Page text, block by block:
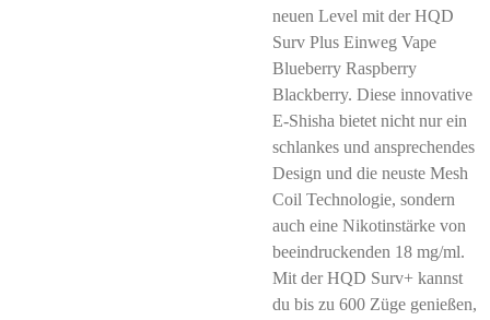
neuen Level mit der HQD
Surv Plus Einweg Vape
Blueberry Raspberry
Blackberry. Diese innovative
E-Shisha bietet nicht nur ein
schlankes und ansprechendes
Design und die neuste Mesh
Coil Technologie, sondern
auch eine Nikotinstärke von
beeindruckenden 18 mg/ml.
Mit der HQD Surv+ kannst
du bis zu 600 Züge genießen,